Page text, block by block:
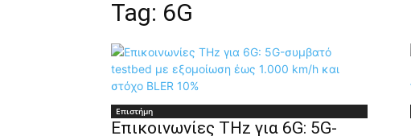
Tag: 6G
Επιστήμη
Επικοινωνίες THz για 6G: 5G-